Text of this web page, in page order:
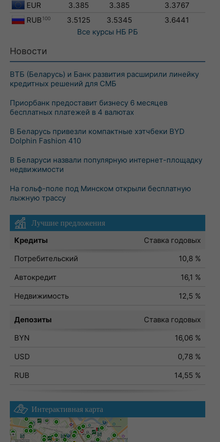
EUR
3.385 3.385
3.3767
RUB 100 3.5125 3.5345
3.6441
Все курсы НБ РБ
Новости
ВТБ (Беларусь) и Банк развития расширили линейку
кредитных решений для СМБ
Приорбанк предоставит бизнесу 6 месяцев
бесплатных платежей в 4 валютах
В Беларусь привезли компактные хэтчбеки BYD
Dolphin Fashion 410
В Беларуси назвали популярную интернет-площадку
недвижимости
На гольф-поле под Минском открыли бесплатную
лыжную трассу
Лучшие предложения
Кредиты
Ставка годовых
Потребительский
10,8 %
Автокредит
16,1 %
Недвижимость
12,5 %
Депозиты
Ставка годовых
BYN
16,06 %
USD
0,78 %
RUB
14,55 %
Интерактивная карта